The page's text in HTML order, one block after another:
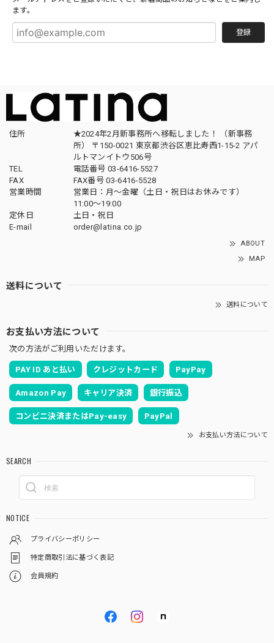
ます。
登録
住所
★2024年2月新事務所へ移転しました！ （新事務
所） 〒150-0021 東京都渋谷区恵比寿西1-15-2 アパ
ルトマンイトウ506号
TEL
電話番号 03-6416-5527
FAX
FAX番号 03-6416-5528
営業時間
営業日：月〜金曜（土日・祝日はお休みです）
11:00〜19:00
定休日
土日・祝日
E-mail
order@latina.co.jp
ABOUT
MAP
送料について
送料について
お支払い方法について
次の方法がご利用いただけます。
PAY ID あと払い クレジットカード PayPay
Amazon Pay キャリア決済 銀行振込
コンビニ決済またはPay-easy PayPal
お支払い方法について
SEARCH
NOTICE
プライバシーポリシー
特定商取引法に基づく表記
会員規約